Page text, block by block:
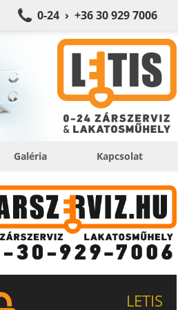
0-24 › +36 30 929 7006
Galéria Kapcsolat
LETIS